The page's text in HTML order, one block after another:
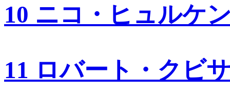
10 ニコ・ヒュルケ
11 ロバート・クビ